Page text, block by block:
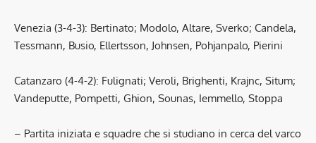
Venezia (3-4-3): Bertinato; Modolo, Altare, Sverko; Candela,
Tessmann, Busio, Ellertsson, Johnsen, Pohjanpalo, Pierini
Catanzaro (4-4-2): Fulignati; Veroli, Brighenti, Krajnc, Situm;
Vandeputte, Pompetti, Ghion, Sounas, Iemmello, Stoppa
– Partita iniziata e squadre che si studiano in cerca del varco